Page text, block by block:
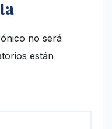
no será
están